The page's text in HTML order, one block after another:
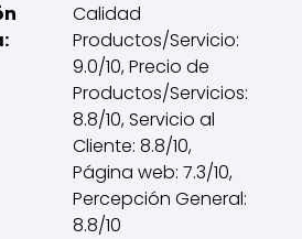
Calidad
Productos/Servicio:
9.0/10, Precio de
Productos/Servicios:
8.8/10, Servicio al
Cliente: 8.8/10,
Página web: 7.3/10,
Percepción General:
8.8/10